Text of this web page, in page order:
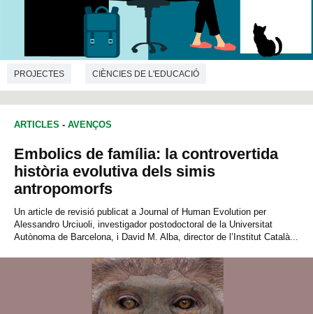
PROJECTES CIÈNCIES DE L'EDUCACIÓ
ARTICLES - AVENÇOS
Embolics de família: la controvertida
història evolutiva dels simis
antropomorfs
Un article de revisió publicat a Journal of Human Evolution per
Alessandro Urciuoli, investigador postodoctoral de la Universitat
Autònoma de Barcelona, i David M. Alba, director de l’Institut Català...